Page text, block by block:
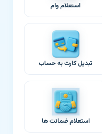
استعلام وام
تبدیل کارت به حساب
استعلام ضمانت ها